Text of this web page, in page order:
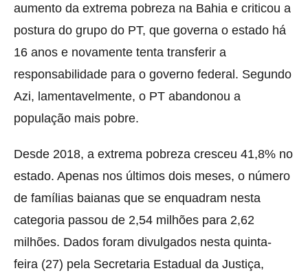
aumento da extrema pobreza na Bahia e criticou a
postura do grupo do PT, que governa o estado há
16 anos e novamente tenta transferir a
responsabilidade para o governo federal. Segundo
Azi, lamentavelmente, o PT abandonou a
população mais pobre.
Desde 2018, a extrema pobreza cresceu 41,8% no
estado. Apenas nos últimos dois meses, o número
de famílias baianas que se enquadram nesta
categoria passou de 2,54 milhões para 2,62
milhões. Dados foram divulgados nesta quinta-
feira (27) pela Secretaria Estadual da Justiça,